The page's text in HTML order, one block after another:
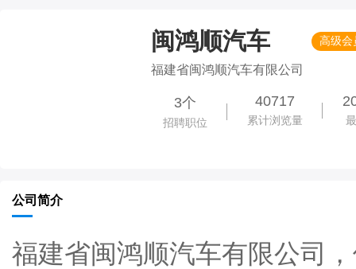
闽鸿顺汽车
福建省闽鸿顺汽车有限公司
高级会
3个
招聘职位
40717
累计浏览量
公司简介
福建省闽鸿顺汽车有限公司